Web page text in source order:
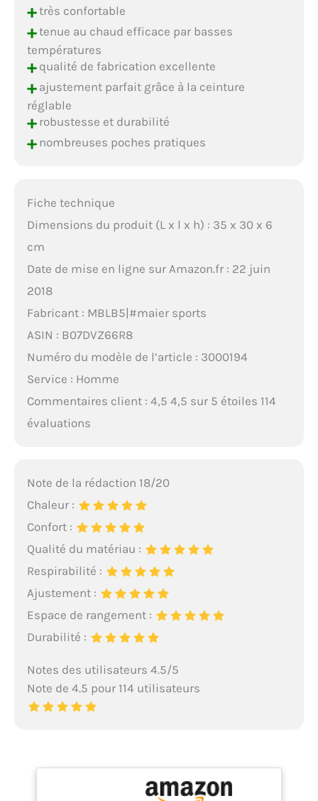
+très confortable
+tenue au chaud efficace par basses
températures
+qualité de fabrication excellente
+ajustement parfait grâce à la ceinture
réglable
+robustesse et durabilité
+nombreuses poches pratiques
Fiche technique
Dimensions du produit (L x l x h) : 35 x 30 x 6
cm
Date de mise en ligne sur Amazon.fr : 22 juin
2018
Fabricant : MBLB5|#maier sports
ASIN : B07DVZ66R8
Numéro du modèle de l’article : 3000194
Service : Homme
Commentaires client : 4,5 4,5 sur 5 étoiles 114
évaluations
Note de la rédaction 18/20
Chaleur :
Confort :
Qualité du matériau :
Respirabilité :
Ajustement :
Espace de rangement :
Durabilité :
Notes des utilisateurs 4.5/5
Note de 4.5 pour 114 utilisateurs